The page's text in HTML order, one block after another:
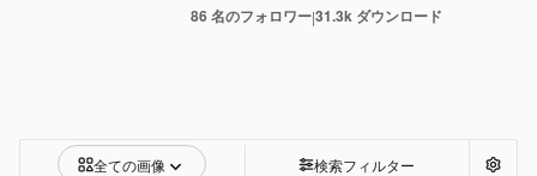
86 名のフォロワー|31.3k ダウンロード
全ての画像 検索フィルター